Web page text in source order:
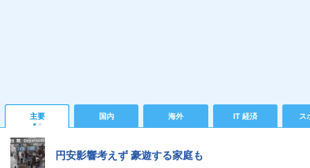
主要 国内 海外 IT 経済 ス
円安影響考えず 豪遊する家庭も